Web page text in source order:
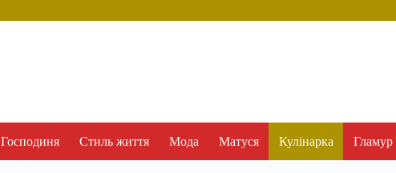
Господиня Стиль життя Мода Матуся Кулінарка Гламур